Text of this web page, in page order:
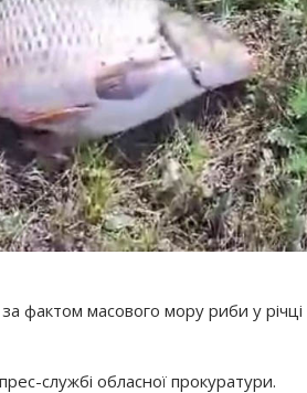
фактом масового мору риби у річці
службі обласної прокуратури.